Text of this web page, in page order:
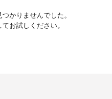
かりませんでした。
お試しください。